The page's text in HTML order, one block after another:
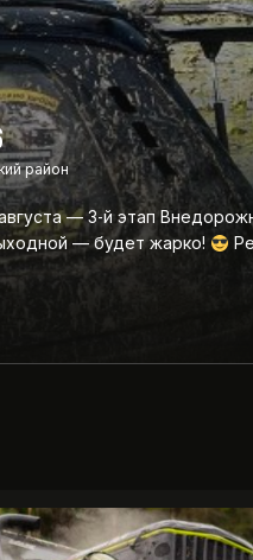
район
— 3‑й этап
— будет жарко!